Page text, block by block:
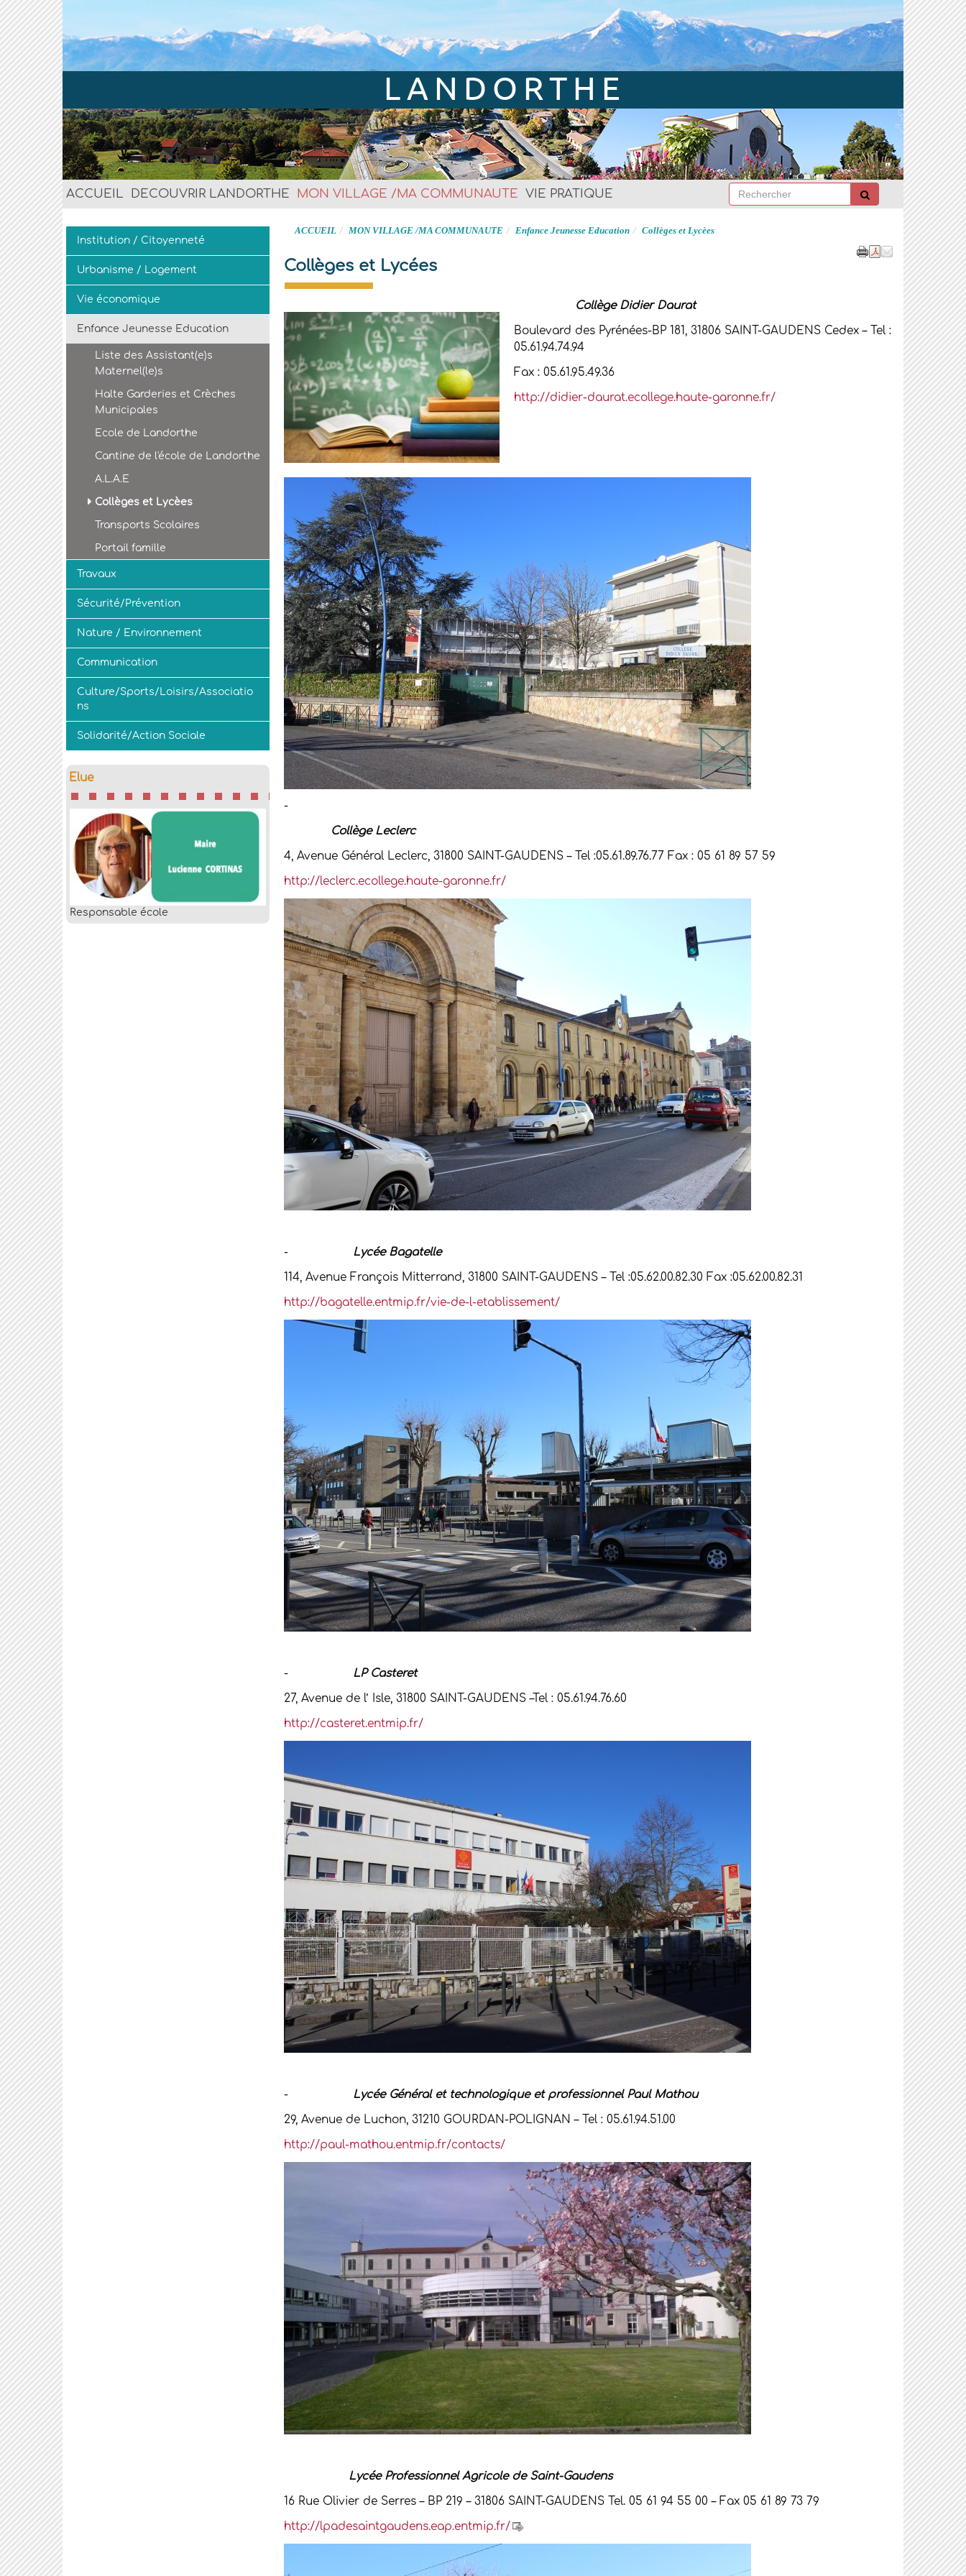
LANDORTHE
Site officiel
ACCUEIL DECOUVRIR LANDORTHE MON VILLAGE /MA COMMUNAUTE VIE PRATIQUE
ACCUEIL MON VILLAGE /MA COMMUNAUTE Enfance Jeunesse Education Collèges et Lycèes
Collèges et Lycées
Collège Didier Daurat
Boulevard des Pyrénées-BP 181, 31806 SAINT-GAUDENS Cedex – Tel :
05.61.94.74.94
Fax : 05.61.95.49.36
http://didier-daurat.ecollege.haute-garonne.fr/
-
Collège Leclerc
4, Avenue Général Leclerc, 31800 SAINT-GAUDENS – Tel :05.61.89.76.77 Fax : 05 61 89 57 59
http://leclerc.ecollege.haute-garonne.fr/
- Lycée Bagatelle
114, Avenue François Mitterrand, 31800 SAINT-GAUDENS – Tel :05.62.00.82.30 Fax :05.62.00.82.31
http://bagatelle.entmip.fr/vie-de-l-etablissement/
- LP Casteret
27, Avenue de l’ Isle, 31800 SAINT-GAUDENS –Tel : 05.61.94.76.60
http://casteret.entmip.fr/
- Lycée Général et technologique et professionnel Paul Mathou
29, Avenue de Luchon, 31210 GOURDAN-POLIGNAN – Tel : 05.61.94.51.00
http://paul-mathou.entmip.fr/contacts/
Lycée Professionnel Agricole de Saint-Gaudens
16 Rue Olivier de Serres – BP 219 – 31806 SAINT-GAUDENS Tel. 05 61 94 55 00 – Fax 05 61 89 73 79
http://lpadesaintgaudens.eap.entmip.fr/
Institution / Citoyenneté
Urbanisme / Logement
Vie économique
Enfance Jeunesse Education
Liste des Assistant(e)s
Maternel(le)s
Halte Garderies et Crèches
Municipales
Ecole de Landorthe
Cantine de l'école de Landorthe
A.L.A.E
Collèges et Lycèes
Transports Scolaires
Portail famille
Travaux
Sécurité/Prévention
Nature / Environnement
Communication
Culture/Sports/Loisirs/Associatio
ns
Solidarité/Action Sociale
Elue
Responsable école